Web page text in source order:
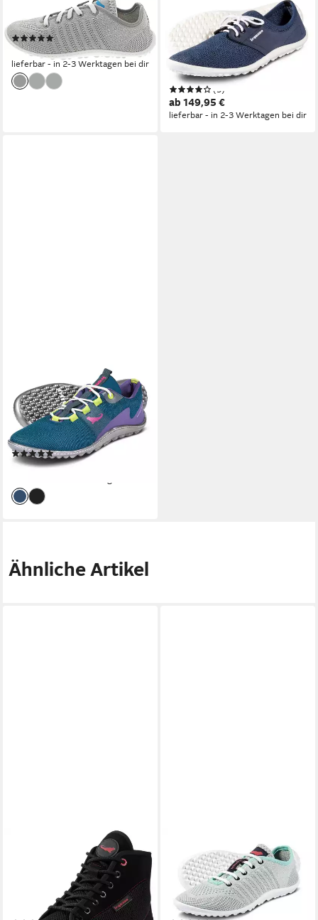
Schnürschuh
(1)
159,95 €
lieferbar - in 2-3 Werktagen bei dir
JUNO Barfußschuh,
Schlupfschuh, Bequemschuh
mit speziell entwickelter
Halbkugel-Sohle
(5)
ab 149,95 €
lieferbar - in 2-3 Werktagen bei dir
SPINWYN Barfußschuh für
Maschinenwäsche geeignet,
Freizeitschuh, Halbschuh,
Schnürschuh
(17)
169,99 €
Ähnliche Artikel
AKTIVE ALASCO
Barfußschuh, Bequemschuh,
Schnürboots für das Barfuß-
Lauferlebnis
GO Barfußschuh mit
praktischer Schnürung,
Freizeitschuh, Halbschuh,
Schnürschuh